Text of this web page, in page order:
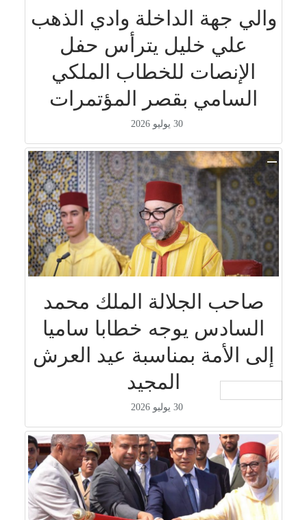
والي جهة الداخلة وادي الذهب
علي خليل يترأس حفل
الإنصات للخطاب الملكي
السامي بقصر المؤتمرات
30 يوليو 2026
صاحب الجلالة الملك محمد
السادس يوجه خطابا ساميا
إلى الأمة بمناسبة عيد العرش
المجيد
30 يوليو 2026